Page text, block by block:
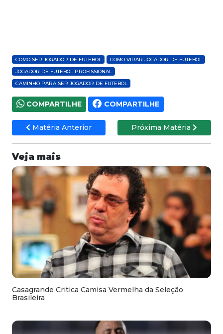
COMO SER JOGADOR DE FUTEBOL
COMO VIRAR JOGADOR DE FUTEBOL
JOGADOR DE FUTEBOL PROFISSIONAL
CAMINHO PARA SER JOGADOR DE FUTEBOL
COMPARTILHE COMPARTILHE
Matéria Anterior Próxima Matéria
Veja mais
Casagrande Critica Camisa Vermelha da Seleção
Brasileira